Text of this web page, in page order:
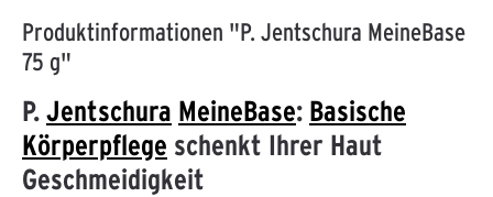
Produktinformationen "P. Jentschura MeineBase
75 g"
P.Jentschura MeineBase: Basische
Körperpflege schenkt Ihrer Haut
Geschmeidigkeit